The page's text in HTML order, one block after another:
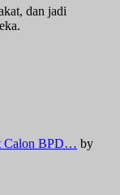
dan jadi
Calon BPD… by